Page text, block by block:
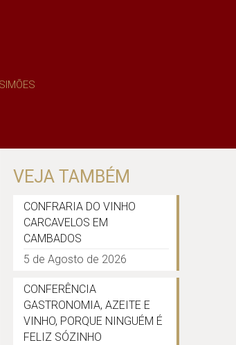
VEJA TAMBÉM
CONFRARIA DO VINHO
CARCAVELOS EM
CAMBADOS
5 de Agosto de 2026
CONFERÊNCIA
GASTRONOMIA, AZEITE E
VINHO, PORQUE NINGUÉM É
FELIZ SÓZINHO